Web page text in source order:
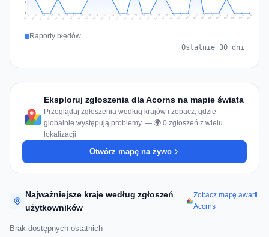
1
Jul 11 Jul 12 Jul 13 Jul 14 Jul 15 Jul 16 Jul 17 Jul 18 Jul 19 Jul 20 Jul 21 Jul 22 Jul 23 Jul 24 Jul 25 Jul 26 Jul 27 Jul 28 Jul 29 Jul 30 Jul 31 Aug 1 Aug 2 Aug 3 Aug 4 Aug 5 Aug 6 Aug 7 Aug 8 Aug 9
Raporty błędów
Ostatnie 30 dni
Eksploruj zgłoszenia dla Acorns na mapie świata
Przeglądaj zgłoszenia według krajów i zobacz, gdzie
globalnie występują problemy. — 🌍 0 zgłoszeń z wielu
lokalizacji
Otwórz mapę na żywo
Najważniejsze kraje według zgłoszeń
użytkowników
Zobacz mapę awarii
Acorns
Brak dostępnych ostatnich